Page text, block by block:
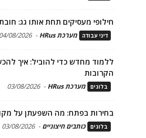
חילופי מעסיקים תחת אותו גג:
דיני עבודה מערכת HRus -
04/08/2026
ללמוד מחדש כדי להוביל: איך
הקרובות
בלוגים מערכת HRus -
03/08/2026
בחירות בפתח: מה השפעתן על
בלוגים כותבים חיצוניים -
03/08/2026